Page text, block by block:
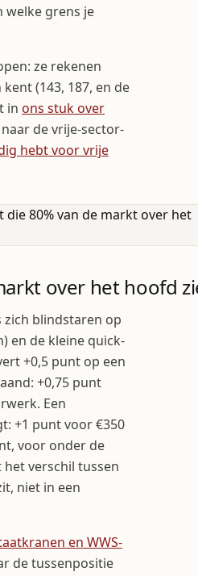
grens je
ze rekenen
(143, 187, en de
in ons stuk over
de vrije-sector-
hebt voor vrije
over het hoofd
blindstaren op
en de kleine quick-
+0,5 punt op een
+0,75 punt
Een
+1 punt voor €350
voor onder de
verschil tussen
niet in een
en WWS-
de tussenpositie